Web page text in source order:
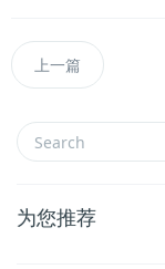
上一篇
为您推荐